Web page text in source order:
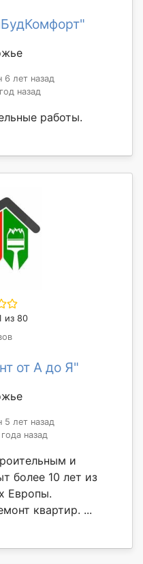
6 лет назад
назад
работы.
из 80
от А до Я"
5 лет назад
назад
и
более 10 лет из
Европы.
квартир. ...